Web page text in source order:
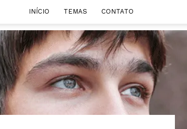
Saber
Viver
INÍCIO TEMAS CONTATO